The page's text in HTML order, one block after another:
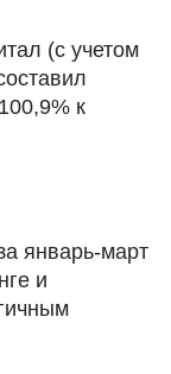
(с учетом
к
январь-март
и